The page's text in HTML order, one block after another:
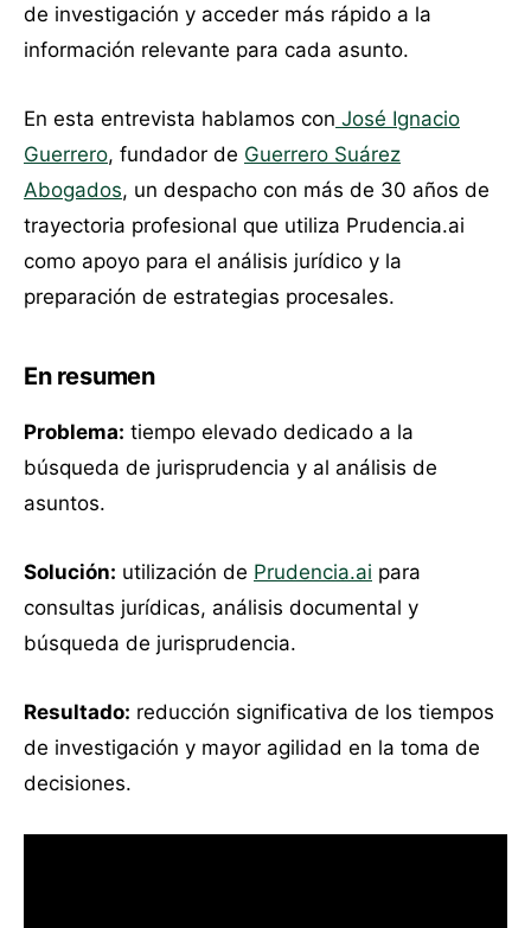
de investigación y acceder más rápido a la
información relevante para cada asunto.
En esta entrevista hablamos con José Ignacio
Guerrero, fundador de Guerrero Suárez
Abogados, un despacho con más de 30 años de
trayectoria profesional que utiliza Prudencia.ai
como apoyo para el análisis jurídico y la
preparación de estrategias procesales.
En resumen
Problema: tiempo elevado dedicado a la
búsqueda de jurisprudencia y al análisis de
asuntos.
Solución: utilización de Prudencia.ai para
consultas jurídicas, análisis documental y
búsqueda de jurisprudencia.
Resultado: reducción significativa de los tiempos
de investigación y mayor agilidad en la toma de
decisiones.